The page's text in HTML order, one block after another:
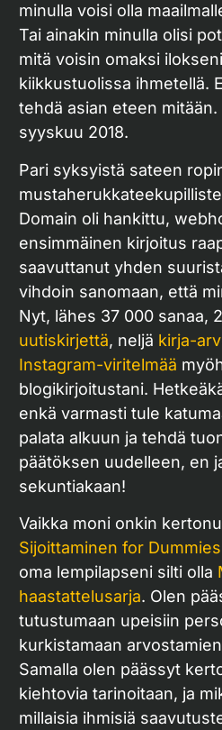
minulla voisi olla
Tai ainakin minulla olisi
mitä voisin omaksi
kiikkustuolissa ihmetellä.
tehdä asian eteen
syyskuu 2018.
Pari syksyistä sateen
Domain oli hankittu,
ensimmäinen kirjoitus
saavuttanut yhden
vihdoin sanomaan, että
Nyt, lähes 37 000 sanaa,
uutiskirjettä, neljä kirja-
Instagram-viritelmää
blogikirjoitustani.
enkä varmasti tule
palata alkuun ja tehdä
päätöksen uudelleen, en
sekuntiakaan!
Vaikka moni onkin
Sijoittaminen for
oma lempilapseni silti olla
haastattelusarja. Olen
tutustumaan upeisiin
kurkistamaan
Samalla olen päässyt
kiehtovia tarinoitaan, ja
millaisia ihmisiä